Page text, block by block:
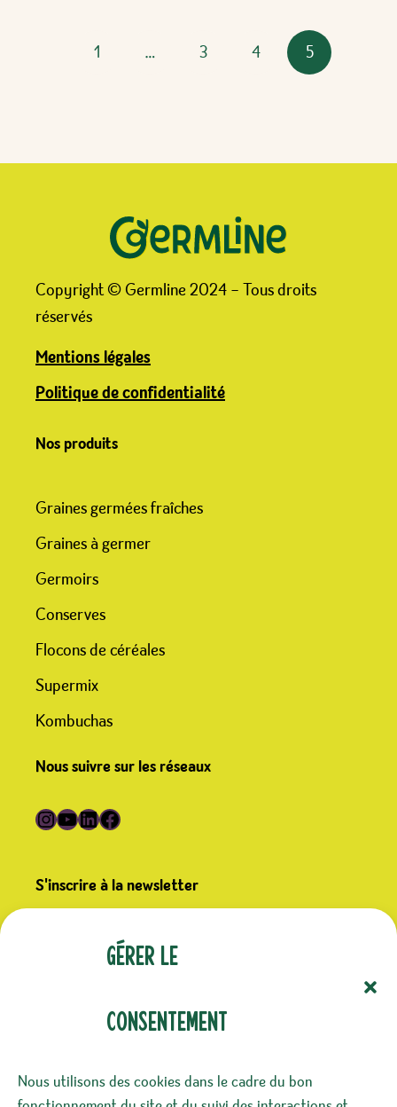
Gérer le
consentement
Nous utilisons des cookies dans le cadre du bon
1 … 3 4 5
Copyright © Germline 2024 – Tous droits
réservés
Mentions légales
Politique de confidentialité
Nos produits
Graines germées fraîches
Graines à germer
Germoirs
Conserves
Flocons de céréales
Supermix
Kombuchas
Nous suivre sur les réseaux
Suivre Germline sur Instagram
Suivre Germline sur YouTube
Suivre Germline sur LinkedIn
Suivre Germline sur Facebook
S'inscrire à la newsletter
(Nécessaire)
J‘accepte le stockage et le traitement de mes